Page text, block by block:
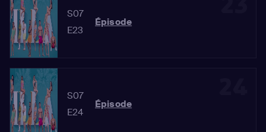
S07
E23
Épisode
S07
E24
Épisode